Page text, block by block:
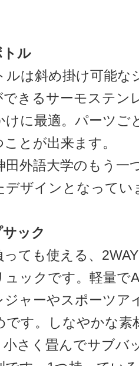
ル
ルは斜め掛け可能な
できるサーモステン
けに最適。パーツご
とが出来ます。
田外語大学のもう一
デザインとなってい
ック
ても使える、
ュックです。軽量で
ジャーやスポーツア
です。しなやかな素
小さく畳んでサブバ